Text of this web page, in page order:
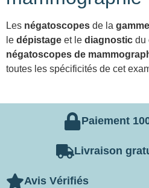
Les négatoscopes de la
le dépistage et le diagnostic du
négatoscopes de
toutes les spécificités de cet
Paiement
Livraison
Avis Vérifiés